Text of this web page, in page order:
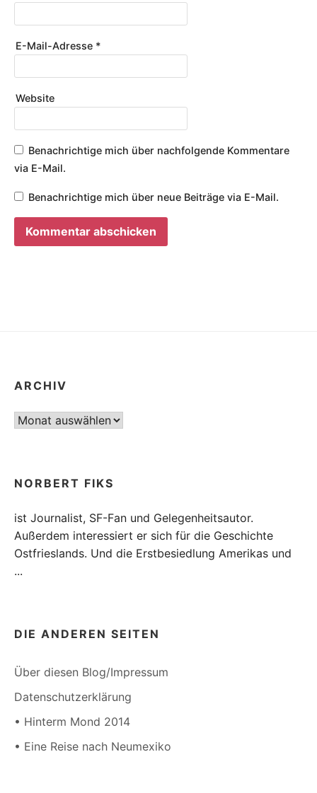
E-Mail-Adresse *
Website
Benachrichtige mich über nachfolgende Kommentare
via E-Mail.
Benachrichtige mich über neue Beiträge via E-Mail.
ARCHIV
Archiv
NORBERT FIKS
ist Journalist, SF-Fan und Gelegenheitsautor.
Außerdem interessiert er sich für die Geschichte
Ostfrieslands. Und die Erstbesiedlung Amerikas und
...
DIE ANDEREN SEITEN
Über diesen Blog/Impressum
Datenschutzerklärung
• Hinterm Mond 2014
• Eine Reise nach Neumexiko